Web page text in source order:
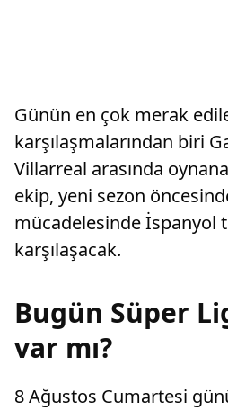
Günün en çok merak
karşılaşmalarından biri
Villarreal arasında
ekip, yeni sezon
mücadelesinde İspanyol
karşılaşacak.
Bugün Süper
var mı?
8 Ağustos Cumartesi